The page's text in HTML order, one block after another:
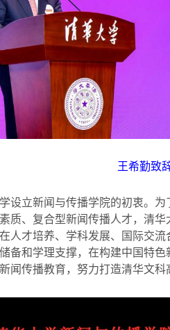
王希勤致
设立新闻与传播学院的初衷。
质、复合型新闻传播人才，清
人才培养、学科发展、国际交
备和学理支撑，在构建中国特
闻传播教育，努力打造清华文科